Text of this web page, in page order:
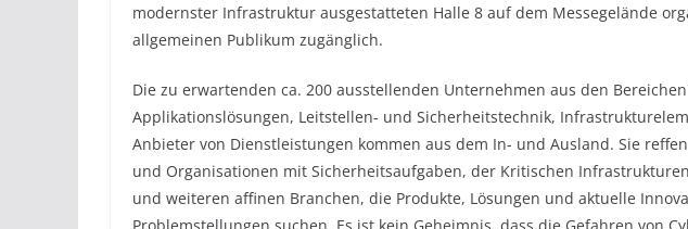
modernster Infrastruktur ausgestatteten Halle 8 auf dem Messegelände
allgemeinen Publikum zugänglich.
Die zu erwartenden ca. 200 ausstellenden Unternehmen aus den
Applikationslösungen, Leitstellen- und Sicherheitstechnik,
Anbieter von Dienstleistungen kommen aus dem In- und Ausland. Sie
und Organisationen mit Sicherheitsaufgaben, der Kritischen
und weiteren affinen Branchen, die Produkte, Lösungen und aktuelle